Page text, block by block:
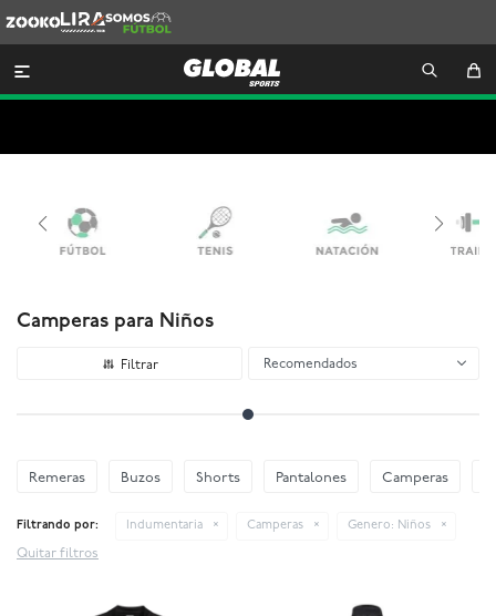
Lira
Somos
Futbol

Camperas para Niños
Recomendados
Remeras Buzos Shorts Pantalones Camperas
Filtrando por: Indumentaria Camperas Genero: Niños
Quitar filtros